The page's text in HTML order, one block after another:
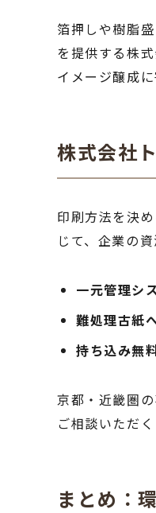
箔押しや樹脂
を提供する株
イメージ醸成に
株式会社
印刷方法を決
じて、企業の
一元管理シ
難処理古紙
持ち込み無
京都・近畿圏
ご相談いただ
まとめ：